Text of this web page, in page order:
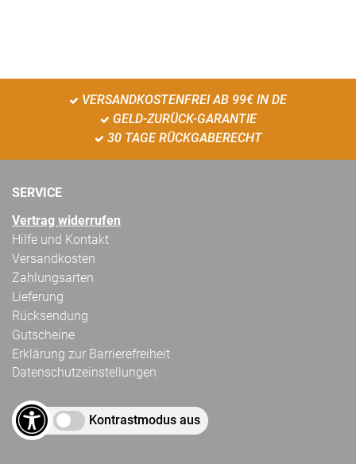
VERSANDKOSTENFREI AB 99€ IN DE
GELD-ZURÜCK-GARANTIE
30 TAGE RÜCKGABERECHT
SERVICE
Vertrag widerrufen
Hilfe und Kontakt
Versandkosten
Zahlungsarten
Lieferung
Rücksendung
Gutscheine
Erklärung zur Barrierefreiheit
Datenschutzeinstellungen
Kontrastmodus aus